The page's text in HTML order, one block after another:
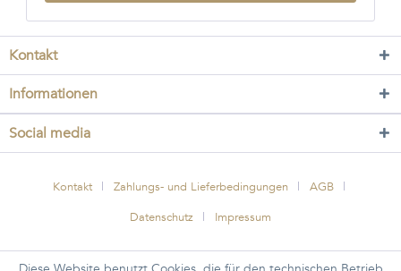
Kontakt
Informationen
Social media
Kontakt Zahlungs- und Lieferbedingungen
AGB
Datenschutz
Impressum